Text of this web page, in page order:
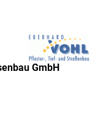
GmbH